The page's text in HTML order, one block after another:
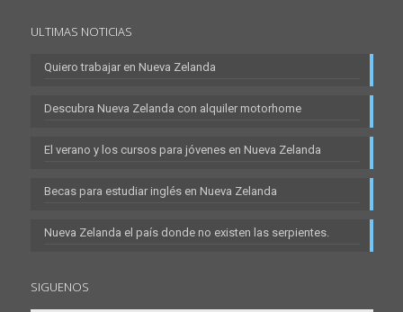
ULTIMAS NOTICIAS
Quiero trabajar en Nueva Zelanda
Descubra Nueva Zelanda con alquiler motorhome
El verano y los cursos para jóvenes en Nueva Zelanda
Becas para estudiar inglés en Nueva Zelanda
Nueva Zelanda el país donde no existen las serpientes.
SIGUENOS